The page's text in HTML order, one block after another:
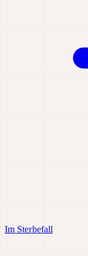
Im Sterbefall